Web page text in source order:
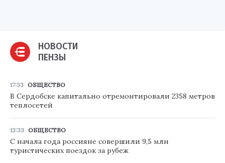
НОВОСТИ
ПЕНЗЫ
17:33 ОБЩЕСТВО
В Сердобске капитально отремонтировали 2358 метров
теплосетей
13:33 ОБЩЕСТВО
С начала года россияне совершили 9,5 млн
туристических поездок за рубеж